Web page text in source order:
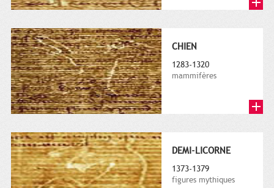
CHIEN
1283-1320
mammifères
DEMI-LICORNE
1373-1379
figures mythiques